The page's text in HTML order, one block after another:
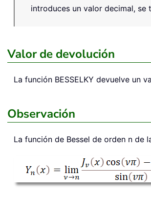
introduces un valor decimal, se
Valor de devolución
La función BESSELKY devuelve un
Observación
La función de Bessel de orden n de